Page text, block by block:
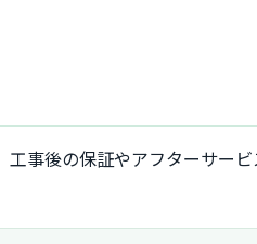
事後の保証やアフターサー